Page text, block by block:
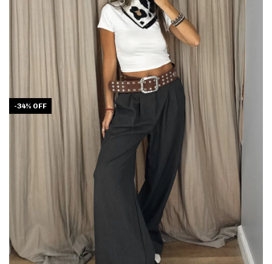
-34% OFF